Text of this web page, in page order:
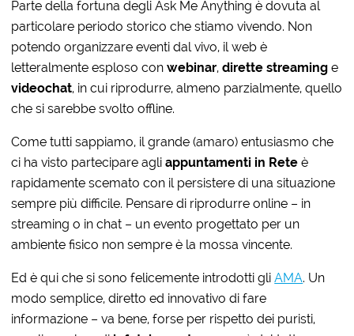
Parte della fortuna degli Ask Me Anything è dovuta al
particolare periodo storico che stiamo vivendo. Non
potendo organizzare eventi dal vivo, il web è
letteralmente esploso con webinar,dirette streaminge
videochat, in cui riprodurre, almeno parzialmente, quello
che si sarebbe svolto offline.
Come tutti sappiamo, il grande (amaro) entusiasmo che
ci ha visto partecipare agli appuntamenti in Reteè
rapidamente scemato con il persistere di una situazione
sempre più difficile. Pensare di riprodurre online – in
streaming o in chat – un evento progettato per un
ambiente fisico non sempre è la mossa vincente.
Ed è qui che si sono felicemente introdotti gliAMA. Un
modo semplice, diretto ed innovativo di fare
informazione – va bene, forse per rispetto dei puristi,